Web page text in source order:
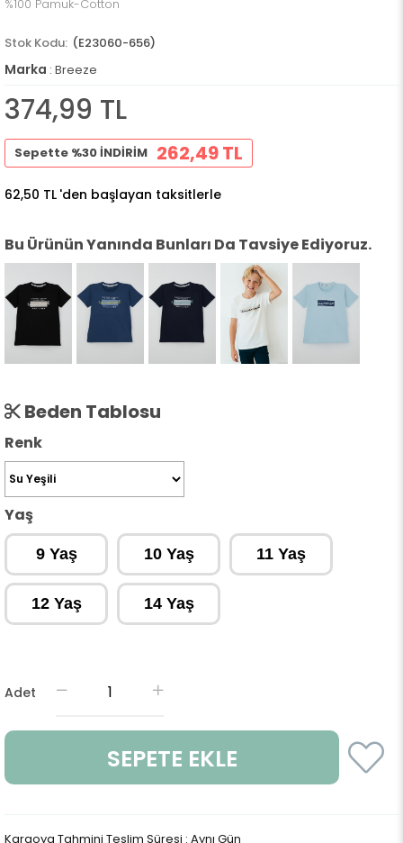
%100 Pamuk-Cotton
(E23060-656)
Marka : Breeze
374,99 TL
Sepette %30 İNDİRİM 262,49 TL
62,50 TL 'den başlayan taksitlerle
Bu Ürünün Yanında Bunları Da Tavsiye Ediyoruz.
Beden Tablosu
Renk
Yaş
9 Yaş 10 Yaş 11 Yaş
12 Yaş 14 Yaş
Adet
Kargoya Tahmini Teslim Süresi : Aynı Gün